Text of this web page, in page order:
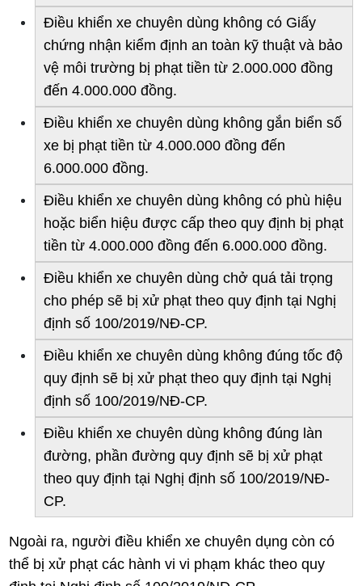
Điều khiển xe chuyên dùng không có Giấy
chứng nhận kiểm định an toàn kỹ thuật và bảo
vệ môi trường bị phạt tiền từ 2.000.000 đồng
đến 4.000.000 đồng.
Điều khiển xe chuyên dùng không gắn biển số
xe bị phạt tiền từ 4.000.000 đồng đến
6.000.000 đồng.
Điều khiển xe chuyên dùng không có phù hiệu
hoặc biển hiệu được cấp theo quy định bị phạt
tiền từ 4.000.000 đồng đến 6.000.000 đồng.
Điều khiển xe chuyên dùng chở quá tải trọng
cho phép sẽ bị xử phạt theo quy định tại Nghị
định số 100/2019/NĐ-CP.
Điều khiển xe chuyên dùng không đúng tốc độ
quy định sẽ bị xử phạt theo quy định tại Nghị
định số 100/2019/NĐ-CP.
Điều khiển xe chuyên dùng không đúng làn
đường, phần đường quy định sẽ bị xử phạt
theo quy định tại Nghị định số 100/2019/NĐ-
CP.
Ngoài ra, người điều khiển xe chuyên dụng còn có
thể bị xử phạt các hành vi vi phạm khác theo quy